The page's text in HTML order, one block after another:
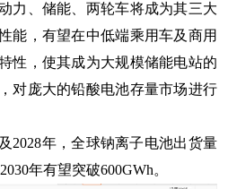
力、储能、两轮车将成为其三大
能，有望在中低端乘用车及商用
性，使其成为大规模储能电站的
对庞大的铅酸电池存量市场进行
年，全球钠离子电池出货量
年有望突破600GWh。